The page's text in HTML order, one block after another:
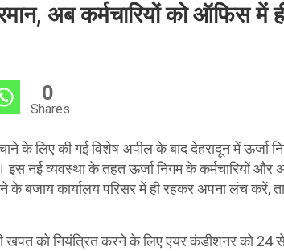
अब कर्मचारियों को ऑफिस में
0
Shares
बचाने के लिए की गई विशेष अपील के बाद देहरादून में
इस नई व्यवस्था के तहत ऊर्जा निगम के कर्मचारियों और
बजाय कार्यालय परिसर में ही रहकर अपना लंच करें,
खपत को नियंत्रित करने के लिए एयर कंडीशनर को 24